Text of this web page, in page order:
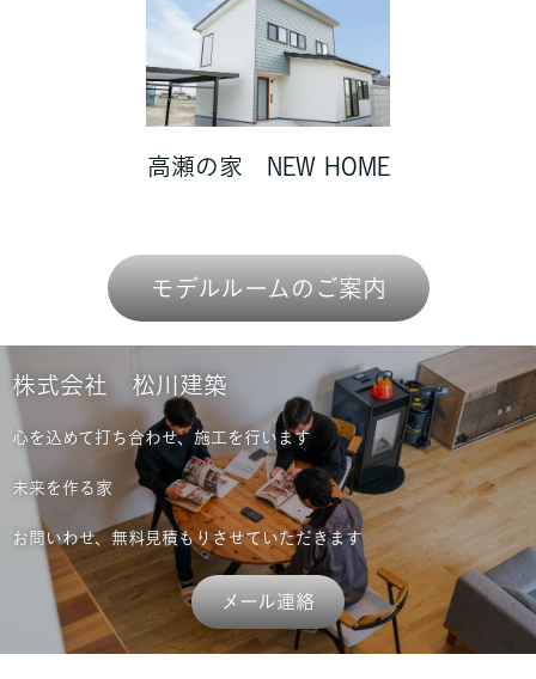
高瀬の家 NEW HOME
モデルルームのご案内
株式会社 松川建築
心を込めて打ち合わせ、施工を行います
未来を作る家
お問いわせ、無料見積もりさせていただきます
メール連絡